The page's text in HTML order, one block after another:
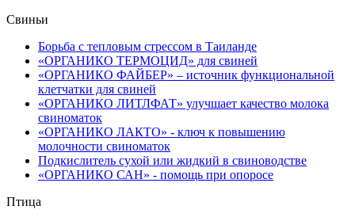
Свиньи
Борьба с тепловым стрессом в Таиланде
«ОРГАНИКО ТЕРМОЦИД» для свиней
«ОРГАНИКО ФАЙБЕР» – источник функциональной
клетчатки для свиней
«ОРГАНИКО ЛИТЛФАТ» улучшает качество молока
свиноматок
«ОРГАНИКО ЛАКТО» - ключ к повышению
молочности свиноматок
Подкислитель сухой или жидкий в свиноводстве
«ОРГАНИКО САН» - помощь при опоросе
Птица